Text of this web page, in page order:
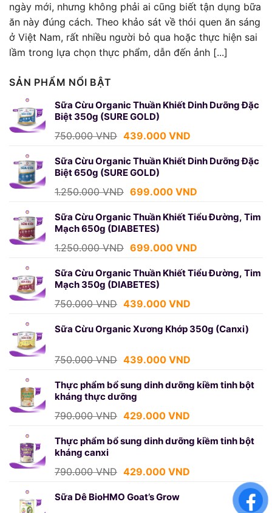
ngày mới, nhưng không phải ai cũng biết tận dụng bữa
ăn này đúng cách. Theo khảo sát về thói quen ăn sáng
ở Việt Nam, rất nhiều người bỏ qua hoặc thực hiện sai
lầm trong lựa chọn thực phẩm, dẫn đến ảnh [...]
SẢN PHẨM NỔI BẬT
Sữa Cừu Organic Thuần Khiết Dinh Dưỡng Đặc
Biệt 350g (SURE GOLD)
750.000VND Giá
là:
750.000 VND.
439.000 VNDGiá
tại
439.000 VND.
Sữa Cừu Organic Thuần Khiết Dinh Dưỡng Đặc
Biệt 650g (SURE GOLD)
1.250.000VND Giá
là:
1.250.000 VND.
699.000 VNDGiá
tại
Sữa Cừu Organic Thuần Khiết Tiểu Đường, Tim
Mạch 650g (DIABETES)
1.250.000VND Giá
là:
1.250.000 VND.
699.000 VNDGiá
tại
Sữa Cừu Organic Thuần Khiết Tiểu Đường, Tim
Mạch 350g (DIABETES)
750.000VND Giá
là:
439.000 VNDGiá
tại
Sữa Cừu Organic Xương Khớp 350g (Canxi)
750.000VND Giá
là:
750.000 VND.
439.000 VNDGiá
tại
Thực phẩm bổ sung dinh dưỡng kiềm tinh bột
kháng thực dưỡng
790.000VND Giá
là:
429.000 VNDGiá
tại
Thực phẩm bổ sung dinh dưỡng kiềm tinh bột
kháng canxi
790.000VND Giá
là:
429.000 VNDGiá
Sữa Dê BioHMO Goat’s Grow